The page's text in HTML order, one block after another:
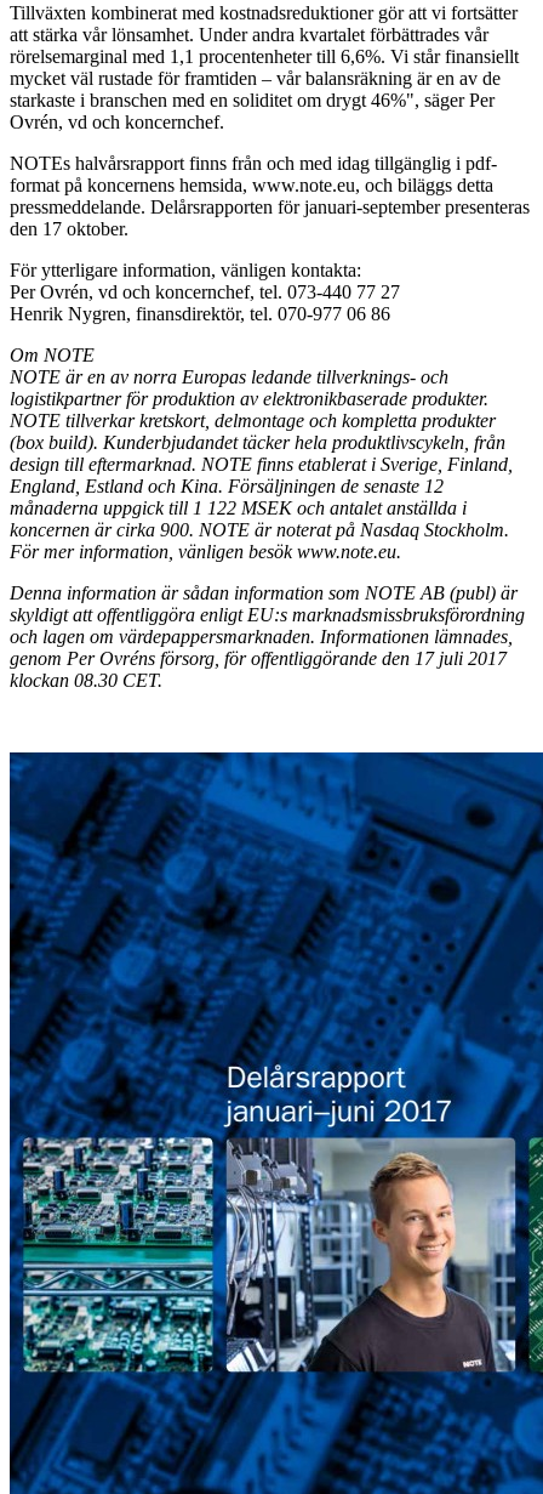
Tillväxten kombinerat med kostnadsreduktioner gör att vi fortsätter
att stärka vår lönsamhet. Under andra kvartalet förbättrades vår
rörelsemarginal med 1,1 procentenheter till 6,6%. Vi står finansiellt
mycket väl rustade för framtiden – vår balansräkning är en av de
starkaste i branschen med en soliditet om drygt 46%", säger Per
Ovrén, vd och koncernchef.
NOTEs halvårsrapport finns från och med idag tillgänglig i pdf-
format på koncernens hemsida, www.note.eu, och biläggs detta
pressmeddelande. Delårsrapporten för januari-september presenteras
den 17 oktober.
För ytterligare information, vänligen kontakta:
Per Ovrén, vd och koncernchef, tel. 073-440 77 27
Henrik Nygren, finansdirektör, tel. 070-977 06 86
Om NOTE
NOTE är en av norra Europas ledande tillverknings- och
logistikpartner för produktion av elektronikbaserade produkter.
NOTE tillverkar kretskort, delmontage och kompletta produkter
(box build). Kunderbjudandet täcker hela produktlivscykeln, från
design till eftermarknad. NOTE finns etablerat i Sverige, Finland,
England, Estland och Kina. Försäljningen de senaste 12
månaderna uppgick till 1 122 MSEK och antalet anställda i
koncernen är cirka 900. NOTE är noterat på Nasdaq Stockholm.
För mer information, vänligen besök www.note.eu.
Denna information är sådan information som NOTE AB (publ) är
skyldigt att offentliggöra enligt EU:s marknadsmissbruksförordning
och lagen om värdepappersmarknaden. Informationen lämnades,
genom Per Ovréns försorg, för offentliggörande den 17 juli 2017
klockan 08.30 CET.